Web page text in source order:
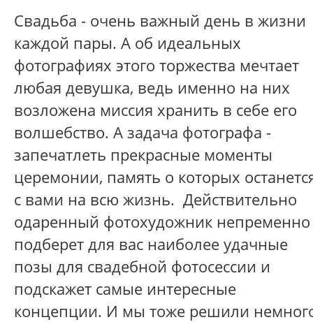
Свадьба - очень важный день в жизни
каждой пары. А об идеальных
фотографиях этого торжества мечтает
любая девушка, ведь именно на них
возложена миссия хранить в себе его
волшебство. А задача фотографа -
запечатлеть прекрасные моменты
церемонии, память о которых
с вами на всю жизнь. Действительно
одаренный фотохудожник непременно
подберет для вас наиболее удачные
позы для свадебной фотосессии и
подскажет самые интересные
концепции. И мы тоже решили